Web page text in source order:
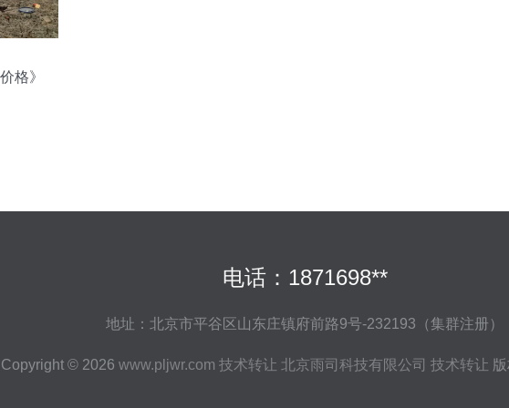
格》
电话：1871698**
地址：北京市平谷区山东庄镇府前路9号-232193（集群注册）
Copyright © 2026 www.pljwr.com 技术转让 北京雨司科技有限公司 技术转让